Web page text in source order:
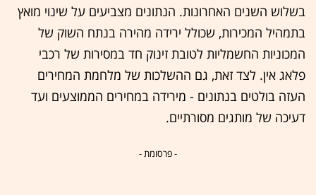
בשלוש השנים האחרונות. הנתונים מצביעים על שינוי מואץ
בתמהיל המכירות, שכולל ירידה מהירה בנתח השוק של
המכוניות החשמליות לטובת זינוק חד במסירות של רכבי
פלאג אין. לצד זאת, גם ההשלכות של מלחמת המחירים
העזה בולטים בנתונים - מירידה במחירים הממוצעים ועד
דעיכה של מותגים מסורתיים.
- פרסומת -